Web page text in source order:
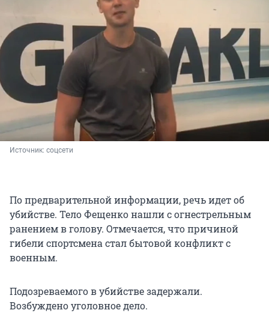
Источник: соцсети
По предварительной информации, речь идет об
убийстве. Тело Фещенко нашли с огнестрельным
ранением в голову. Отмечается, что причиной
гибели спортсмена стал бытовой конфликт с
военным.
Подозреваемого в убийстве задержали.
Возбуждено уголовное дело.